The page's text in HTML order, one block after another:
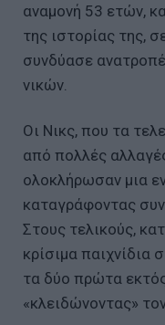
αναμονή 53 ετών,
της ιστορίας της,
συνδύασε
νικών.
Οι Νικς, που τα
από πολλές
ολοκλήρωσαν μια
καταγράφοντας
Στους τελικούς,
κρίσιμα παιχνίδια
τα δύο πρώτα
«κλειδώνοντας»